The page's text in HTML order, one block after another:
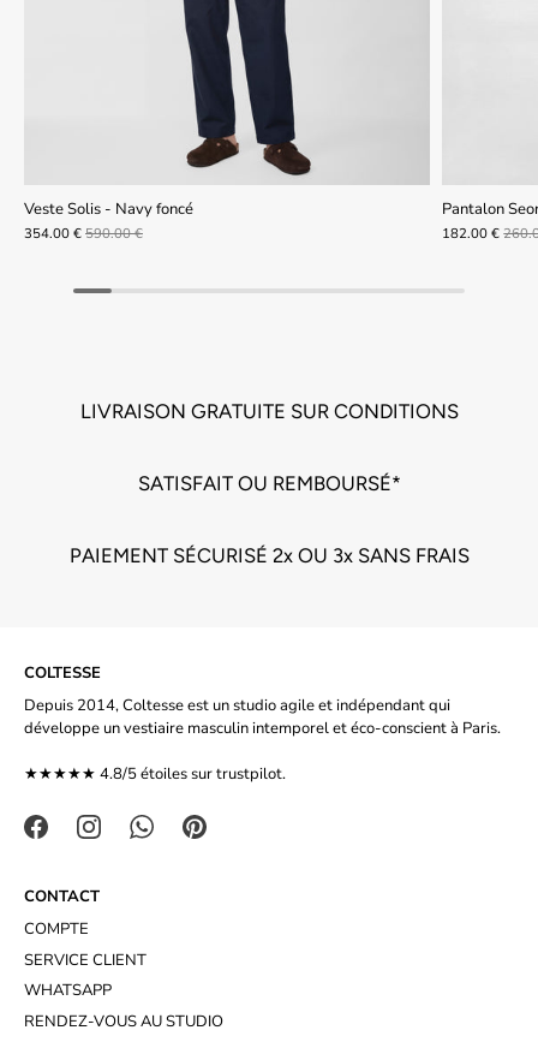
Veste Solis - Navy foncé
354.00 € 590.00 €
Pantalon
182.00 €
LIVRAISON GRATUITE SUR CONDITIONS
SATISFAIT OU REMBOURSÉ*
PAIEMENT SÉCURISÉ 2x OU 3x SANS FRAIS
COLTESSE
Depuis 2014, Coltesse est un studio agile et indépendant qui
développe un vestiaire masculin intemporel et éco-conscient à Paris.
★★★★★ 4.8/5 étoiles surtrustpilot.
CONTACT
COMPTE
SERVICE CLIENT
WHATSAPP
RENDEZ-VOUS AU STUDIO